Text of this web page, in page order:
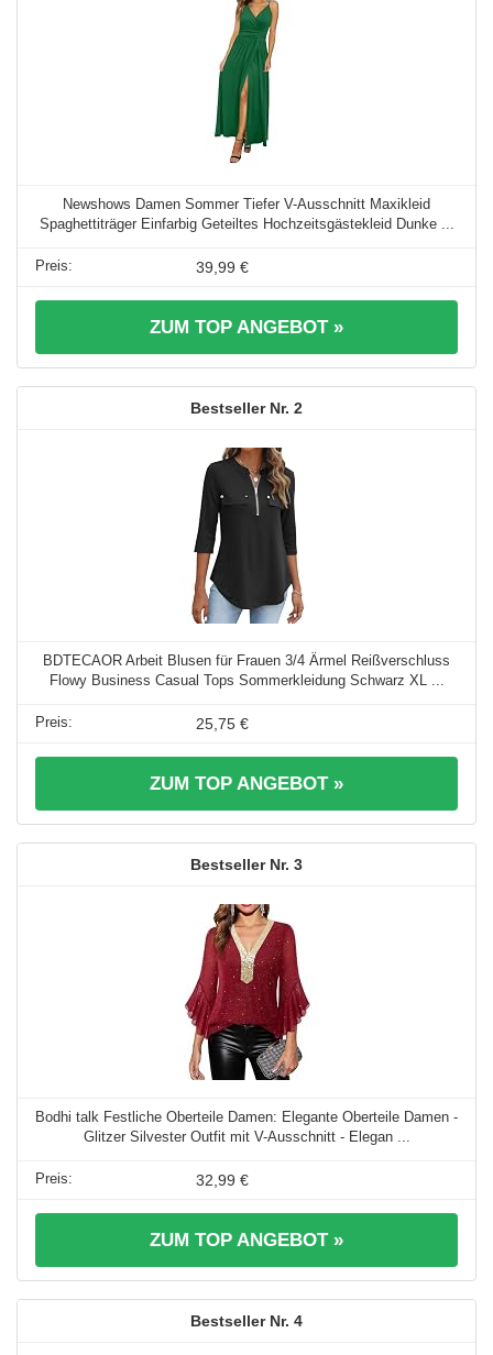
Newshows Damen Sommer Tiefer V-Ausschnitt Maxikleid
Spaghettiträger Einfarbig Geteiltes Hochzeitsgästekleid Dunke ...
39,99 €
ZUM TOP ANGEBOT »
2
BDTECAOR Arbeit Blusen für Frauen 3/4 Ärmel Reißverschluss
Flowy Business Casual Tops Sommerkleidung Schwarz XL ...
25,75 €
ZUM TOP ANGEBOT »
3
Bodhi talk Festliche Oberteile Damen: Elegante Oberteile Damen -
Glitzer Silvester Outfit mit V-Ausschnitt - Elegan ...
32,99 €
ZUM TOP ANGEBOT »
4